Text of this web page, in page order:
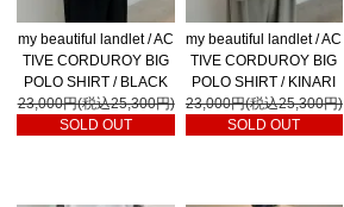
my beautiful landlet / AC
TIVE CORDUROY BIG
POLO SHIRT / BLACK
23,000円(税込25,300円)
SOLD OUT
my beautiful landlet / AC
TIVE CORDUROY BIG
POLO SHIRT / KINARI
23,000円(税込25,300円)
SOLD OUT